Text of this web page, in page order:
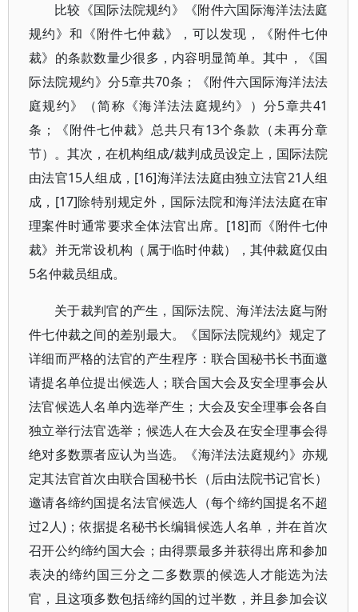
比较《国际法院规约》《附件六国际海洋法法庭
规约》和《附件七仲裁》，可以发现，《附件七仲
裁》的条款数量少很多，内容明显简单。其中，《国
际法院规约》分5章共70条；《附件六国际海洋法法
庭规约》（简称《海洋法法庭规约》）分5章共41
条；《附件七仲裁》总共只有13个条款（未再分章
节）。其次，在机构组成/裁判成员设定上，国际法院
由法官15人组成，[16]海洋法法庭由独立法官21人组
成，[17]除特别规定外，国际法院和海洋法法庭在审
理案件时通常要求全体法官出席。[18]而《附件七仲
裁》并无常设机构（属于临时仲裁），其仲裁庭仅由
5名仲裁员组成。
关于裁判官的产生，国际法院、海洋法法庭与附
件七仲裁之间的差别最大。《国际法院规约》规定了
详细而严格的法官的产生程序：联合国秘书长书面邀
请提名单位提出候选人；联合国大会及安全理事会从
法官候选人名单内选举产生；大会及安全理事会各自
独立举行法官选举；候选人在大会及在安全理事会得
绝对多数票者应认为当选。《海洋法法庭规约》亦规
定其法官首次由联合国秘书长（后由法院书记官长）
邀请各缔约国提名法官候选人（每个缔约国提名不超
过2人)；依据提名秘书长编辑候选人名单，并在首次
召开公约缔约国大会；由得票最多并获得出席和参加
表决的缔约国三分之二多数票的候选人才能选为法
官，且这项多数包括缔约国的过半数，并且参加会议